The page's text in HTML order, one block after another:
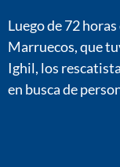
Luego de 72
Marruecos, que
Ighil, los
en busca de